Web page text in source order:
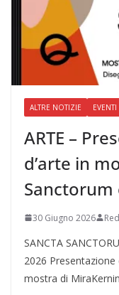
ALTRE NOTIZIE EVENTI
ARTE –
d’arte in
Sanctorum
30 Giugno 2026
SANCTA
2026 Presentazione
mostra di